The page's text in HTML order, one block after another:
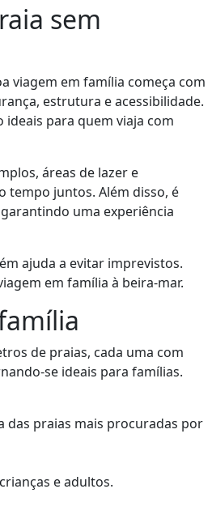
sem
viagem em família começa com
estrutura e acessibilidade.
para quem viaja com
áreas de lazer e
tempo juntos. Além disso, é
uma experiência
ajuda a evitar imprevistos.
em família à beira-mar.
de praias, cada uma com
se ideais para famílias.
das praias mais procuradas por
e adultos.